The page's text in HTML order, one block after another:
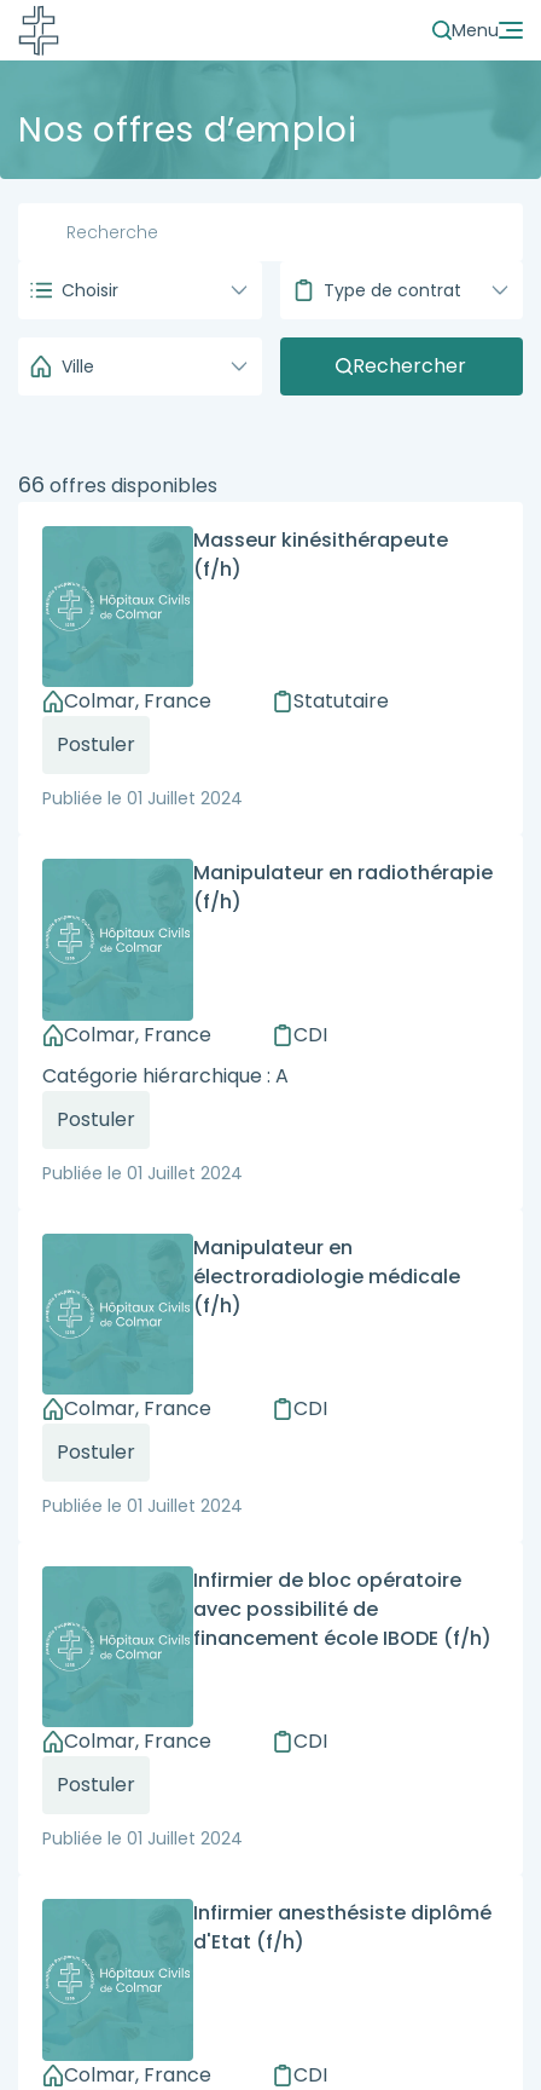
Menu
Nos offres d’emploi
Choisir Type de contrat
Ville Rechercher
66 offres disponibles
Masseur kinésithérapeute
(f/h)
Colmar, France
Statutaire
Postuler
Publiée le 01 Juillet 2024
Manipulateur en radiothérapie
(f/h)
Colmar, France
CDI
Catégorie hiérarchique : A
Postuler
Publiée le 01 Juillet 2024
Manipulateur en
électroradiologie médicale
(f/h)
Colmar, France
CDI
Postuler
Publiée le 01 Juillet 2024
Infirmier de bloc opératoire
avec possibilité de
financement école IBODE (f/h)
Colmar, France
CDI
Postuler
Publiée le 01 Juillet 2024
Infirmier anesthésiste diplômé
d'Etat (f/h)
Colmar, France
CDI